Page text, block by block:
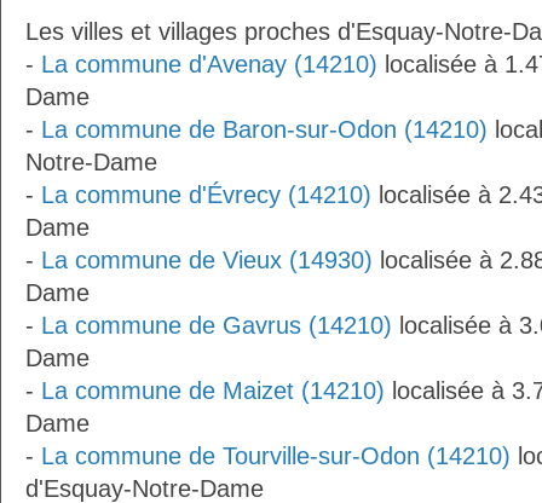
Les villes et villages proches d'Esquay-Notre-
- La commune d'Avenay (14210) localisée à
Dame
- La commune de Baron-sur-Odon (14210)
Notre-Dame
- La commune d'Évrecy (14210) localisée à
Dame
- La commune de Vieux (14930) localisée à
Dame
- La commune de Gavrus (14210) localisée à
Dame
- La commune de Maizet (14210) localisée à
Dame
- La commune de Tourville-sur-Odon (14210)
d'Esquay-Notre-Dame